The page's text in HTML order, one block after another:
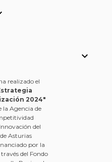

realizado el
2024"
la Agencia de
del
Asturias
por la
del Fondo